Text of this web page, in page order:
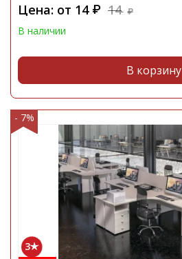
Цена: от 14 ₽ 14 ₽
В наличии
В корзину
- 7%
3